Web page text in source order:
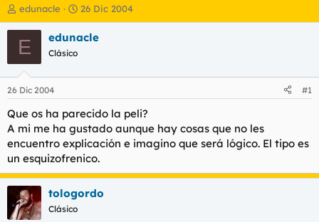
I
n
i
c
a
d
o
r
e
l
t
e
m
a
edunacle
F
e
c
i
n
c
i
o
26 Dic 2004
E edunacle
Clásico
26 Dic 2004 #1
Que os ha parecido la peli?
A mi me ha gustado aunque hay cosas que no les
encuentro explicación e imagino que será lógico. El tipo es
un esquizofrenico.
tologordo
Clásico